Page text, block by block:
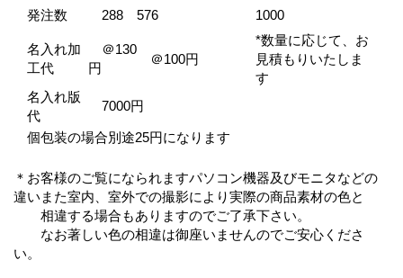
発注数 288 576 1000
名入れ加
工代
＠130
円
＠100円
*数量に応じて、お
見積もりいたしま
す
名入れ版
代
7000円
個包装の場合別途25円になります
＊お客様のご覧になられますパソコン機器及びモニタなどの
違いまた室内、室外での撮影により実際の商品素材の色と
相違する場合もありますのでご了承下さい。
なお著しい色の相違は御座いませんのでご安心くださ
い。